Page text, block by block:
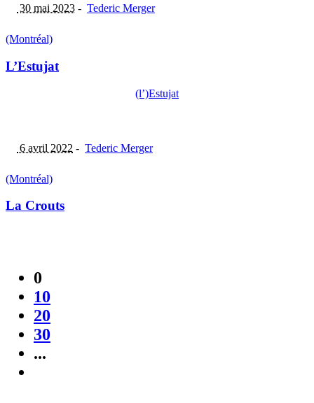
30 mai 2023 - Tederic Merger
(Montréal)
L’Estujat
(l’)Estujat
6 avril 2022 - Tederic Merger
(Montréal)
La Crouts
0
10
20
30
...